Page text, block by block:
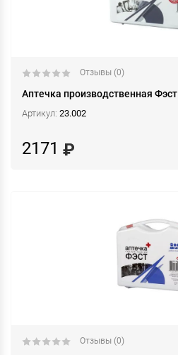
Отзывы (0)
Аптечка производственная Фэст
Артикул: 23.002
2171
Отзывы (0)